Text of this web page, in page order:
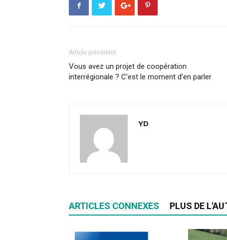
Article précédent
Vous avez un projet de coopération
interrégionale ? C’est le moment d’en parler
YD
ARTICLES CONNEXES PLUS DE